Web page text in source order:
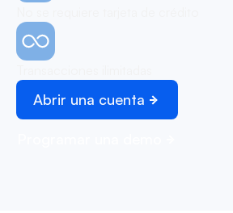
Abrir una cuenta